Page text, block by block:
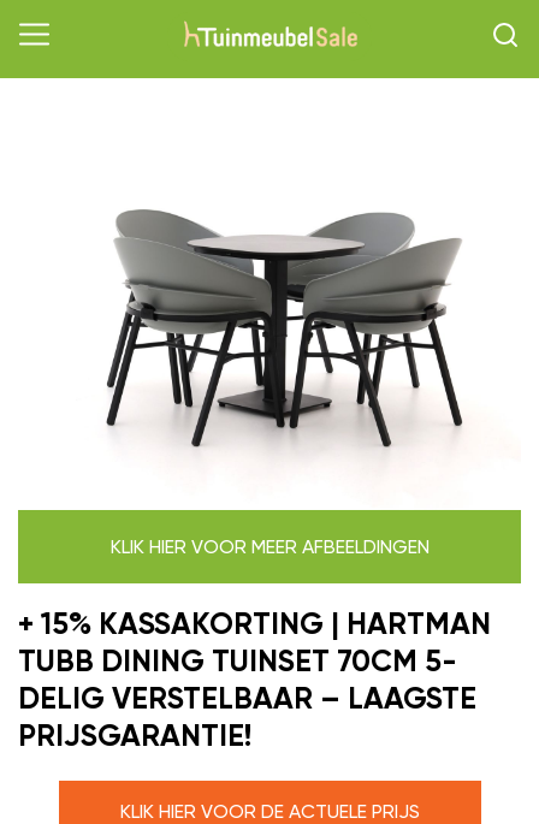
KLIK HIER VOOR MEER AFBEELDINGEN
+ 15% KASSAKORTING | HARTMAN
TUBB DINING TUINSET 70CM 5-
DELIG VERSTELBAAR – LAAGSTE
PRIJSGARANTIE!
KLIK HIER VOOR DE ACTUELE PRIJS